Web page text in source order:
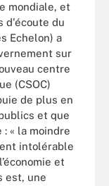
mondiale, et
d'écoute du
Echelon) a
sur
centre
(CSOC)
de plus en
et que
« la moindre
intolérable
et
est, une